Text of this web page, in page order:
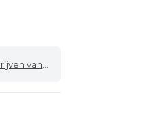
een review